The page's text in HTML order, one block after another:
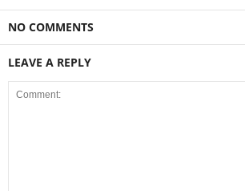
NO COMMENTS
LEAVE A REPLY